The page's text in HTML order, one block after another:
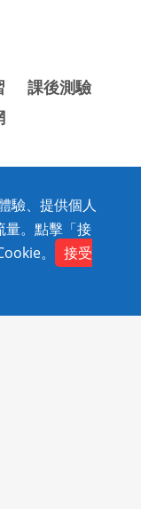
課後測驗
Co.,Ltd. All
驗、提供個人
量。點擊「接
。
接受